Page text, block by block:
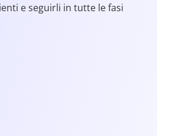
e seguirli in tutte le fasi